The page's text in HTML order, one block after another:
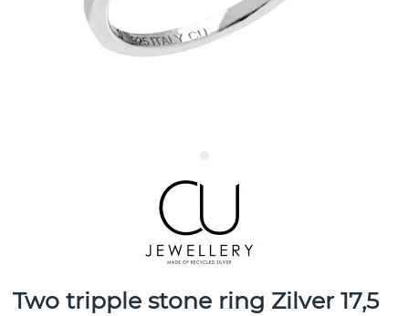
Two tripple stone ring Zilver 17,5